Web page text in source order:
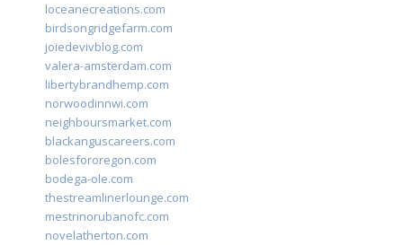
loceanecreations.com
birdsongridgefarm.com
joiedevivblog.com
valera-amsterdam.com
libertybrandhemp.com
norwoodinnwi.com
neighboursmarket.com
blackanguscareers.com
bolesfororegon.com
bodega-ole.com
thestreamlinerlounge.com
mestrinorubanofc.com
novelatherton.com